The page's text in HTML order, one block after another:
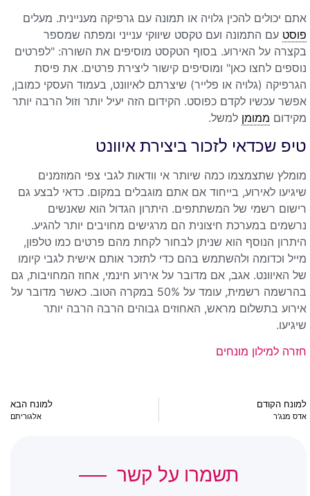
אתם יכולים להכין גלויה או תמונה עם גרפיקה מעניינית. מעלים
פוסט עם התמונה ועם טקסט שיווקי ענייני ומפתה שמספר
בקצרה על האירוע. בסוף הטקסט מוסיפים את השורה: "לפרטים
נוספים לחצו כאן" ומוסיפים קישור ליצירת פרטים. את פיסת
הגרפיקה (גלויה או פלייר) שיצרתם לאיוונט, בעמוד העסקי כמובן,
אפשר עכשיו לקדם כפוסט. הקידום הזה יעיל יותר וזול הרבה יותר
מקידום ממומן למשל.
טיפ שכדאי לזכור ביצירת איוונט
מומלץ שתצמצמו כמה שיותר אי וודאות לגבי צפי המוזמנים
שיגיעו לאירוע, בייחוד אם אתם מוגבלים במקום. כדאי לבצע גם
רישום רשמי של המשתתפים. היתרון הגדול הוא שאנשים
נרשמים במערכת חיצונית הם מרגישים מחויבים יותר להגיע.
היתרון הנוסף הוא שניתן לבחור לקחת מהם פרטים כמו טלפון,
מייל וכדומה ולהשתמש בהם כדי לתזכר אותם אישית לגבי קיומו
של האיוונט. אגב, אם מדובר על אירוע חינמי, אחוז המחויבות, גם
בהרשמה רשמית, עומד על 50% במקרה הטוב. כאשר מדובר על
אירוע בתשלום מראש, האחוזים גבוהים הרבה הרבה יותר
שיגיעו.
חזרה למילון מונחים
למונח הקודם
אדס מנג'ר
למונח הבא
אלגוריתם
תשמרו על קשר